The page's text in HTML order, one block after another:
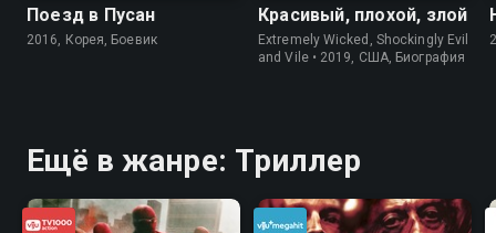
Поезд в Пусан
2016, Корея, Боевик
Красивый, плохой, злой
Extremely Wicked, Shockingly Evil
and Vile • 2019, США, Биография
Ещё в жанре: Триллер